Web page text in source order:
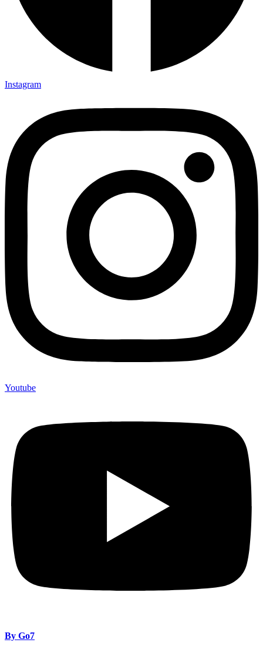
Instagram
Youtube
By Go7